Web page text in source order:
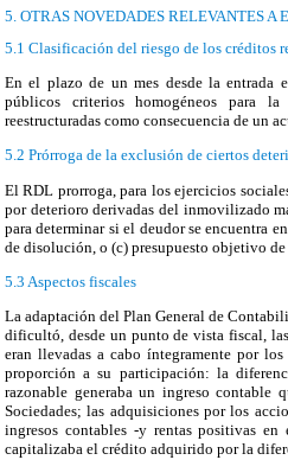
5. OTRAS NOVEDADES RELEVANTES A
5.1 Clasificación del riesgo de los créditos
En el plazo de un mes desde la entrada
públicos criterios homogéneos para
reestructuradas como consecuencia de un
5.2 Prórroga de la exclusión de ciertos
El RDL prorroga, para los ejercicios
por deterioro derivadas del inmovilizado
para determinar si el deudor se encuentra
de disolución, o (c) presupuesto objetivo
5.3 Aspectos fiscales
La adaptación del Plan General de
dificultó, desde un punto de vista fiscal,
eran llevadas a cabo íntegramente por
proporción a su participación: la
razonable generaba un ingreso contable
Sociedades; las adquisiciones por los
ingresos contables ‑y rentas positivas
capitalizaba el crédito adquirido por la